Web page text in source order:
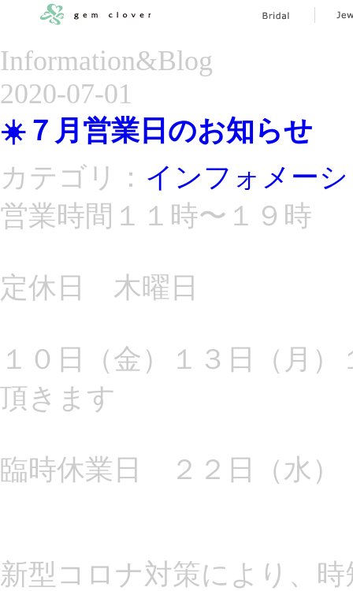
Information&Blog
2020-07-01
☀️７月営業日のお知らせ
カテゴリ： インフォメー
営業時間１１時〜１９時
定休日 木曜日
１０日（金）１３日（月
頂きます
臨時休業日 ２２日（水）
新型コロナ対策により、